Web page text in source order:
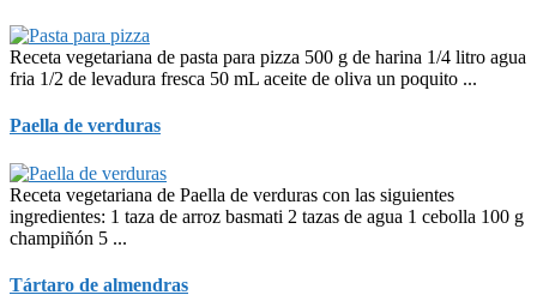
Receta vegetariana de pasta para pizza 500 g de harina 1/4 litro agua
fria 1/2 de levadura fresca 50 mL aceite de oliva un poquito ...
Paella de verduras
Receta vegetariana de Paella de verduras con las siguientes
ingredientes: 1 taza de arroz basmati 2 tazas de agua 1 cebolla 100 g
champiñón 5 ...
Tártaro de almendras